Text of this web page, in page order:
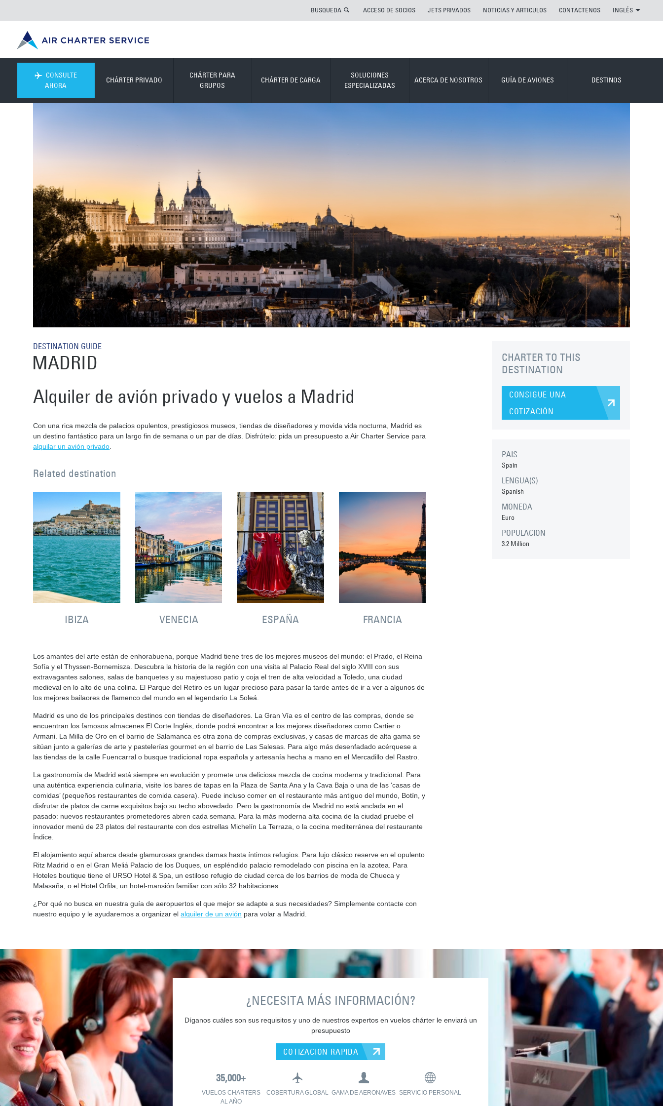
BUSQUEDA ACCESO DE SOCIOS JETS PRIVADOS NOTICIAS Y ARTICULOS CONTACTENOS INGLÉS
CONSULTE
AHORA
CHÁRTER PRIVADO
CHÁRTER PARA
GRUPOS
CHÁRTER DE CARGA
SOLUCIONES
ESPECIALIZADAS
ACERCA DE NOSOTROS GUÍA DE AVIONES DESTINOS
DESTINATION GUIDE
MADRID
Alquiler de avión privado y vuelos a Madrid
Con una rica mezcla de palacios opulentos, prestigiosos museos, tiendas de diseñadores y movida vida nocturna, Madrid es
un destino fantástico para un largo fin de semana o un par de días. Disfrútelo: pida un presupuesto a Air Charter Service para
alquilar un avión privado
Related destination
IBIZA VENECIA ESPAÑA FRANCIA
Los amantes del arte están de enhorabuena, porque Madrid tiene tres de los mejores museos del mundo: el Prado, el Reina
Sofía y el Thyssen-Bornemisza. Descubra la historia de la región con una visita al Palacio Real del siglo XVIII con sus
extravagantes salones, salas de banquetes y su majestuoso patio y coja el tren de alta velocidad a Toledo, una ciudad
medieval en lo alto de una colina. El Parque del Retiro es un lugar precioso para pasar la tarde antes de ir a ver a algunos de
los mejores bailaores de flamenco del mundo en el legendario La Soleá.
Madrid es uno de los principales destinos con tiendas de diseñadores. La Gran Vía es el centro de las compras, donde se
encuentran los famosos almacenes El Corte Inglés, donde podrá encontrar a los mejores diseñadores como Cartier o
Armani. La Milla de Oro en el barrio de Salamanca es otra zona de compras exclusivas, y casas de marcas de alta gama se
sitúan junto a galerías de arte y pastelerías gourmet en el barrio de Las Salesas. Para algo más desenfadado acérquese a
las tiendas de la calle Fuencarral o busque tradicional ropa española y artesanía hecha a mano en el Mercadillo del Rastro.
La gastronomía de Madrid está siempre en evolución y promete una deliciosa mezcla de cocina moderna y tradicional. Para
una auténtica experiencia culinaria, visite los bares de tapas en la Plaza de Santa Ana y la Cava Baja o una de las ‘casas de
comidas’ (pequeños restaurantes de comida casera). Puede incluso comer en el restaurante más antiguo del mundo, Botín, y
disfrutar de platos de carne exquisitos bajo su techo abovedado. Pero la gastronomía de Madrid no está anclada en el
pasado: nuevos restaurantes prometedores abren cada semana. Para la más moderna alta cocina de la ciudad pruebe el
innovador menú de 23 platos del restaurante con dos estrellas Michelín La Terraza, o la cocina mediterránea del restaurante
Índice.
El alojamiento aquí abarca desde glamurosas grandes damas hasta íntimos refugios. Para lujo clásico reserve en el opulento
Ritz Madrid o en el Gran Meliá Palacio de los Duques, un espléndido palacio remodelado con piscina en la azotea. Para
Hoteles boutique tiene el URSO Hotel & Spa, un estiloso refugio de ciudad cerca de los barrios de moda de Chueca y
Malasaña, o el Hotel Orfila, un hotel-mansión familiar con sólo 32 habitaciones.
¿Por qué no busca en nuestra guía de aeropuertos el que mejor se adapte a sus necesidades? Simplemente contacte con
nuestro equipo y le ayudaremos a organizar elalquiler de un avión para volar a Madrid.
CHARTER TO THIS
DESTINATION
CONSIGUE UNA
COTIZACIÓN
PAIS
Spain
LENGUA(S)
Spanish
MONEDA
Euro
POPULACION
3.2 Million
¿NECESITA MÁS INFORMACIÓN?
Díganos cuáles son sus requisitos y uno de nuestros expertos en vuelos chárter le enviará un
presupuesto
COTIZACION RAPIDA
VUELOS CHARTERS
AL AÑO
COBERTURA GLOBAL GAMA DE AERONAVES SERVICIO PERSONAL